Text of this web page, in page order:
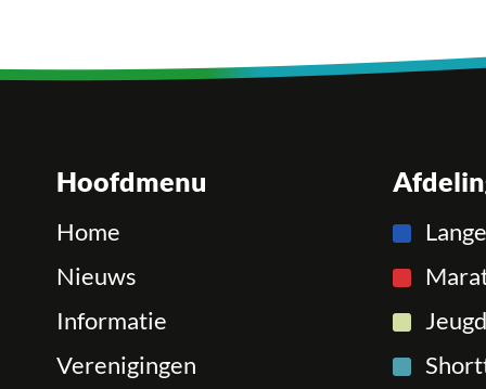
Hoofdmenu
Home
Nieuws
Informatie
Verenigingen